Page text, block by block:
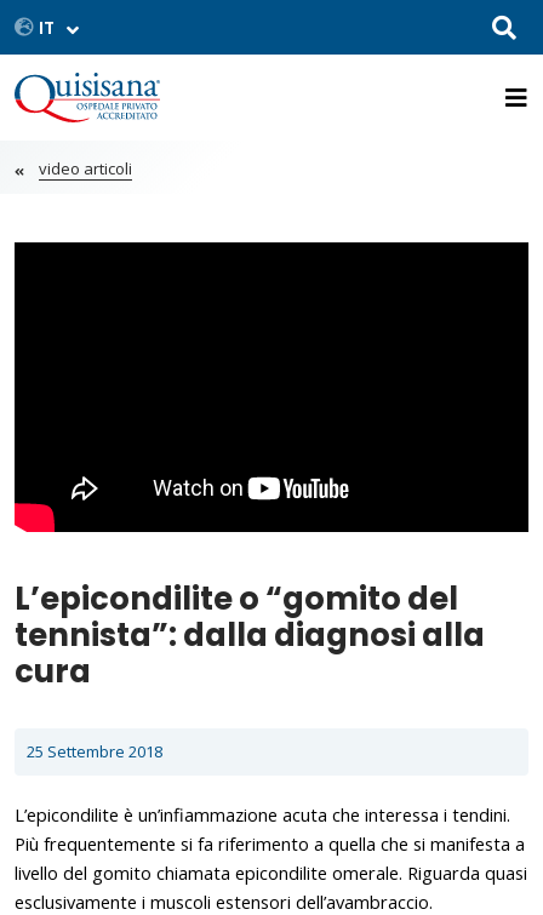
video articoli
L’epicondilite o “gomito del
tennista”: dalla diagnosi alla
cura
25 Settembre 2018
L’epicondilite è un’infiammazione acuta che interessa i tendini.
Più frequentemente si fa riferimento a quella che si manifesta a
livello del gomito chiamata epicondilite omerale. Riguarda quasi
esclusivamente i muscoli estensori dell’avambraccio.